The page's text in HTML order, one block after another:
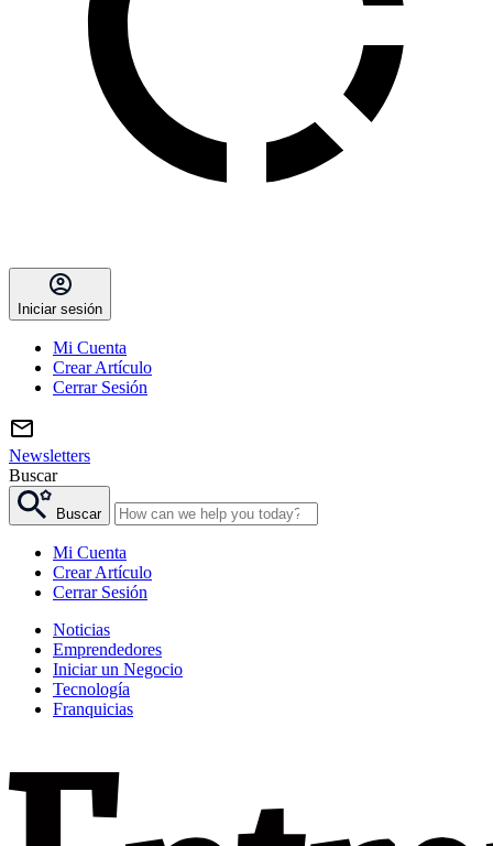
Iniciar sesión
Mi Cuenta
Crear Artículo
Cerrar Sesión
Newsletters
Buscar
Buscar
Mi Cuenta
Crear Artículo
Cerrar Sesión
Noticias
Emprendedores
Iniciar un Negocio
Tecnología
Franquicias